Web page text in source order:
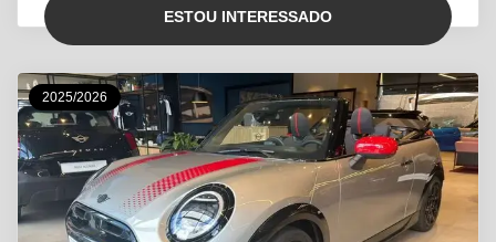
ESTOU INTERESSADO
2025/2026